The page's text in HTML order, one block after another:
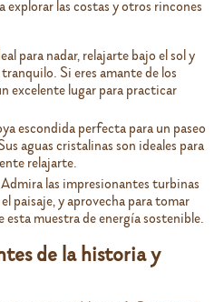
explorar las costas y otros rincones
para nadar, relajarte bajo el sol y
Si eres amante de los
excelente lugar para practicar
escondida perfecta para un paseo
aguas cristalinas son ideales para
relajarte.
Admira las impresionantes turbinas
paisaje, y aprovecha para tomar
muestra de energía sostenible.
de la historia y